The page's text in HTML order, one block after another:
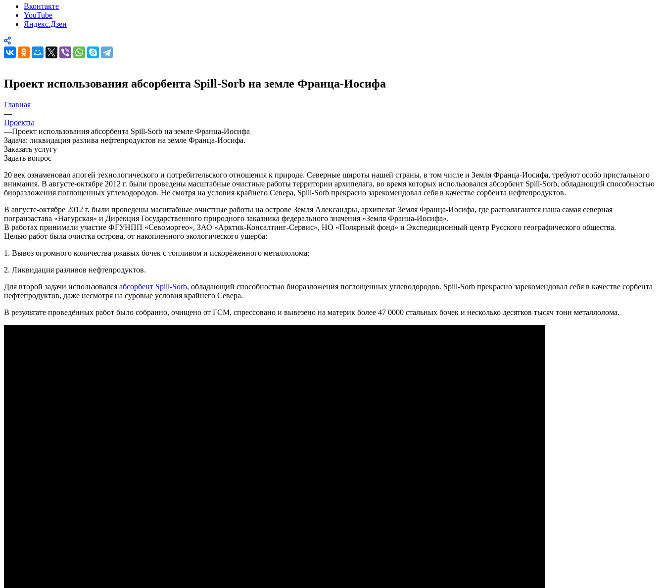
Вконтакте
YouTube
Яндекс.Дзен
Проект использования абсорбента Spill-Sorb на земле Франца-Иосифа
Главная
—
Проекты
—Проект использования абсорбента Spill-Sorb на земле Франца-Иосифа
Задача: ликвидация разлива нефтепродуктов на земле Франца-Иосифа.
Заказать услугу
Задать вопрос
20 век ознаменовал апогей технологического и потребительского отношения к природе. Северные широты нашей страны, в том числе и Земля Франца-Иосифа, требуют особо пристального
внимания. В августе-октябре 2012 г. были проведены масштабные очистные работы территории архипелага, во время которых использовался абсорбент Spill-Sorb, обладающий способностью
биоразложения поглощенных углеводородов. Не смотря на условия крайнего Севера, Spill-Sorb прекрасно зарекомендовал себя в качестве сорбента нефтепродуктов.
В августе-октябре 2012 г. были проведены масштабные очистные работы на острове Земля Александры, архипелаг Земля Франца-Иосифа, где располагаются наша самая северная
погранзастава «Нагурская» и Дирекция Государственного природного заказника федерального значения «Земля Франца-Иосифа».
В работах принимали участие ФГУНПП «Севоморгео», ЗАО «Арктик-Консалтинг-Сервис», НО «Полярный фонд» и Экспедиционный центр Русского географического общества.
Целью работ была очистка острова, от накопленного экологического ущерба:
1. Вывоз огромного количества ржавых бочек с топливом и искорёженного металлолома;
2. Ликвидация разливов нефтепродуктов.
Для второй задачи использовался абсорбент Spill-Sorb, обладающий способностью биоразложения поглощенных углеводородов. Spill-Sorb прекрасно зарекомендовал себя в качестве сорбента
нефтепродуктов, даже несмотря на суровые условия крайнего Севера.
В результате проведённых работ было собранно, очищено от ГСМ, спрессовано и вывезено на материк более 47 0000 стальных бочек и несколько десятков тысяч тонн металлолома.